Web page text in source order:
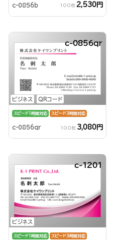
c-0856b 100枚 2,530円
ビジネス QRコード
c-0856qr
スピード1時間対応 スピード3時間対応
c-0856qr 100枚 3,080円
ビジネス
c-1201
スピード1時間対応 スピード3時間対応